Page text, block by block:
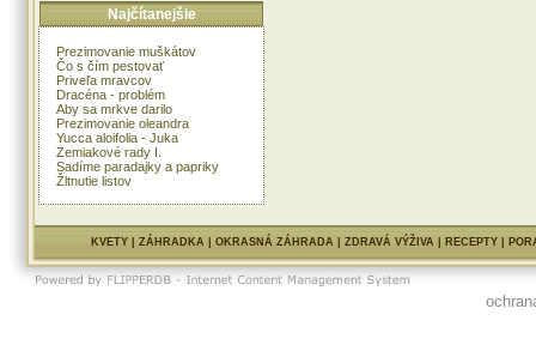
Najčítanejšie
Prezimovanie muškátov
Čo s čím pestovať
Priveľa mravcov
Dracéna - problém
Aby sa mrkve darilo
Prezimovanie oleandra
Yucca aloifolia - Juka
Zemiakové rady I.
Sadíme paradajky a papriky
Žltnutie listov
KVETY| ZÁHRADKA| OKRASNÁ ZÁHRADA| ZDRAVÁ VÝŽIVA| RECEPTY|